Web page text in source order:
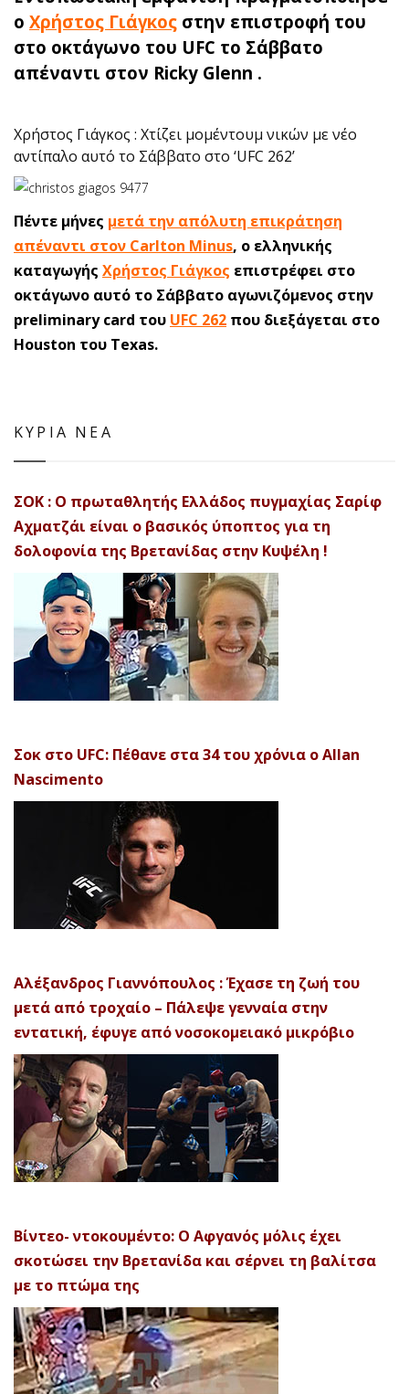
ο Χρήστος Γιάγκος στην επιστροφή του
στο οκτάγωνο του UFC το Σάββατο
απέναντι στον Ricky Glenn .
Χρήστος Γιάγκος : Χτίζει μομέντουμ νικών με νέο
αντίπαλο αυτό το Σάββατο στο ‘UFC 262’
Πέντε μήνες μετά την απόλυτη επικράτηση
απέναντι στον Carlton Minus, ο ελληνικής
καταγωγής Χρήστος Γιάγκος επιστρέφει στο
οκτάγωνο αυτό το Σάββατο αγωνιζόμενος στην
preliminary card του UFC 262 που διεξάγεται στο
Houston του Texas.
ΚΥΡΙΑ ΝΕΑ
ΣΟΚ : Ο πρωταθλητής Ελλάδος πυγμαχίας Σαρίφ
Αχματζάι είναι ο βασικός ύποπτος για τη
δολοφονία της Βρετανίδας στην Κυψέλη !
Σοκ στο UFC: Πέθανε στα 34 του χρόνια ο Allan
Nascimento
Αλέξανδρος Γιαννόπουλος : Έχασε τη ζωή του
μετά από τροχαίο – Πάλεψε γενναία στην
εντατική, έφυγε από νοσοκομειακό μικρόβιο
Βίντεο- ντοκουμέντο: Ο Αφγανός μόλις έχει
σκοτώσει την Βρετανίδα και σέρνει τη βαλίτσα
με το πτώμα της